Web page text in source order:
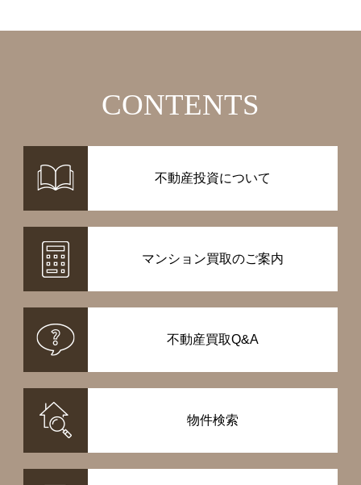
CONTENTS
不動産投資について
マンション買取のご案内
不動産買取Q&A
物件検索